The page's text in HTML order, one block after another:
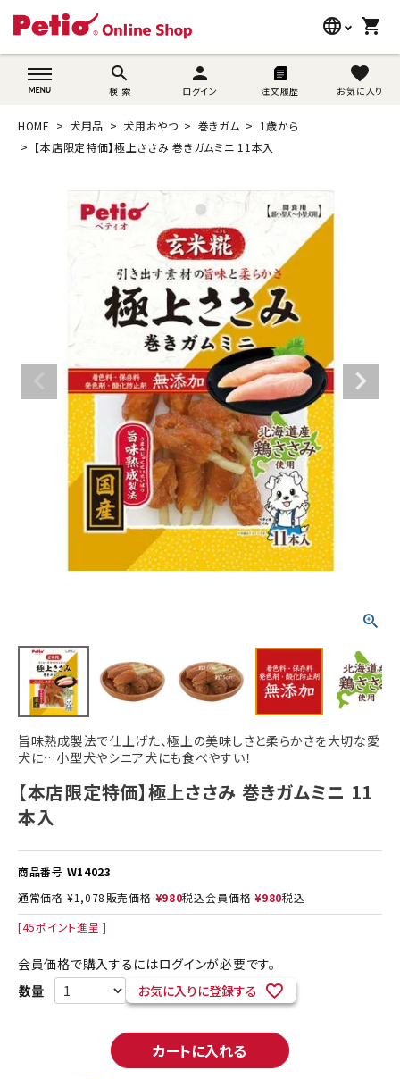
language
wovn-lang-name
shopping_cart
search
検 索
person
ログイン 注文履歴
favorite
お気に入り
search
猫用品
うさぎ用品
ブランド別に探す
目的別に探す
SNS
ご利用案内
ACCOUNT MENU
ようこそ ゲスト 様
ログイン person 新規会員登録
HOME 犬用品 犬用おやつ 巻きガム
1歳から
【本店限定特価】極上ささみ 巻きガムミニ 11本入
旨味熟成製法で仕上げた、極上の美味しさと柔らかさを大切な愛
犬に…小型犬やシニア犬にも食べやすい！
【本店限定特価】極上ささみ 巻きガムミニ 11
本入
商品番号 W14023
通常価格 ¥1,078 販売価格 ¥980税込会員価格 ¥980税込
[45ポイント進呈 ]
会員価格で購入するにはログインが必要です。
お気に入りに登録する
カートに入れる